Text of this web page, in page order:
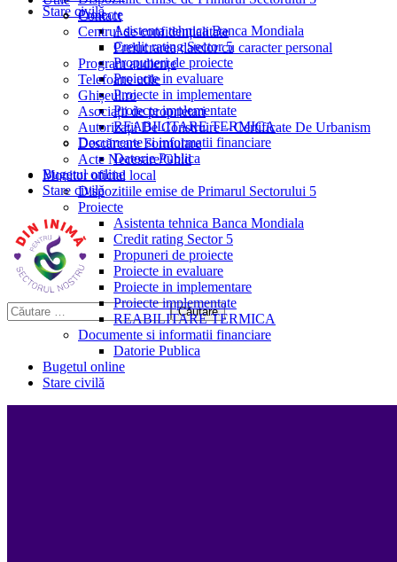
Stare civilă
Proiecte
Asistenta tehnica Banca Mondiala
Credit rating Sector 5
Propuneri de proiecte
Proiecte in evaluare
Proiecte in implementare
Proiecte implementate
REABILITARE TERMICA
Documente si informatii financiare
Datorie Publica
Bugetul online
Stare civilă
Contact
Centrul de confidențialitate
Prelucrarea datelor cu caracter personal
Program audiențe
Telefoane utile
Ghișeul.ro
Asociații de proprietari
Autorizații De Construire – Certificate De Urbanism
Descărcare Formulare
Acte Necesare/Ghid
Monitor oficial local
Dispozitiile emise de Primarul Sectorului 5
Proiecte
Asistenta tehnica Banca Mondiala
Credit rating Sector 5
Propuneri de proiecte
Proiecte in evaluare
Proiecte in implementare
Proiecte implementate
REABILITARE TERMICA
Documente si informatii financiare
Datorie Publica
Bugetul online
Stare civilă